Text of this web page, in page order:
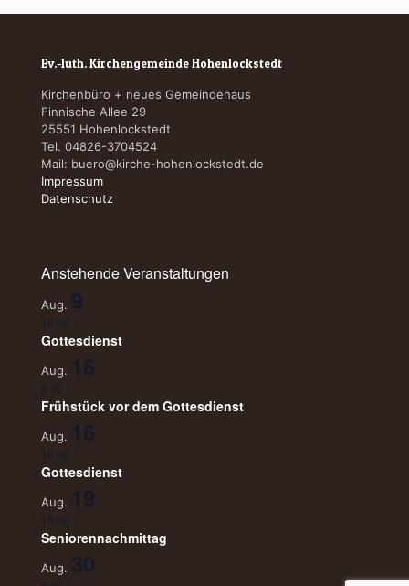
Ev.-luth. Kirchengemeinde Hohenlockstedt
Kirchenbüro + neues Gemeindehaus
Finnische Allee 29
25551 Hohenlockstedt
Tel. 04826-3704524
Mail: buero@kirche-hohenlockstedt.de
Impressum
Datenschutz
Anstehende Veranstaltungen
Aug. 9
10:00
Gottesdienst
Aug. 16
8:30
Frühstück vor dem Gottesdienst
Aug. 16
10:00
Gottesdienst
Aug. 19
15:00
Seniorennachmittag
Aug. 30